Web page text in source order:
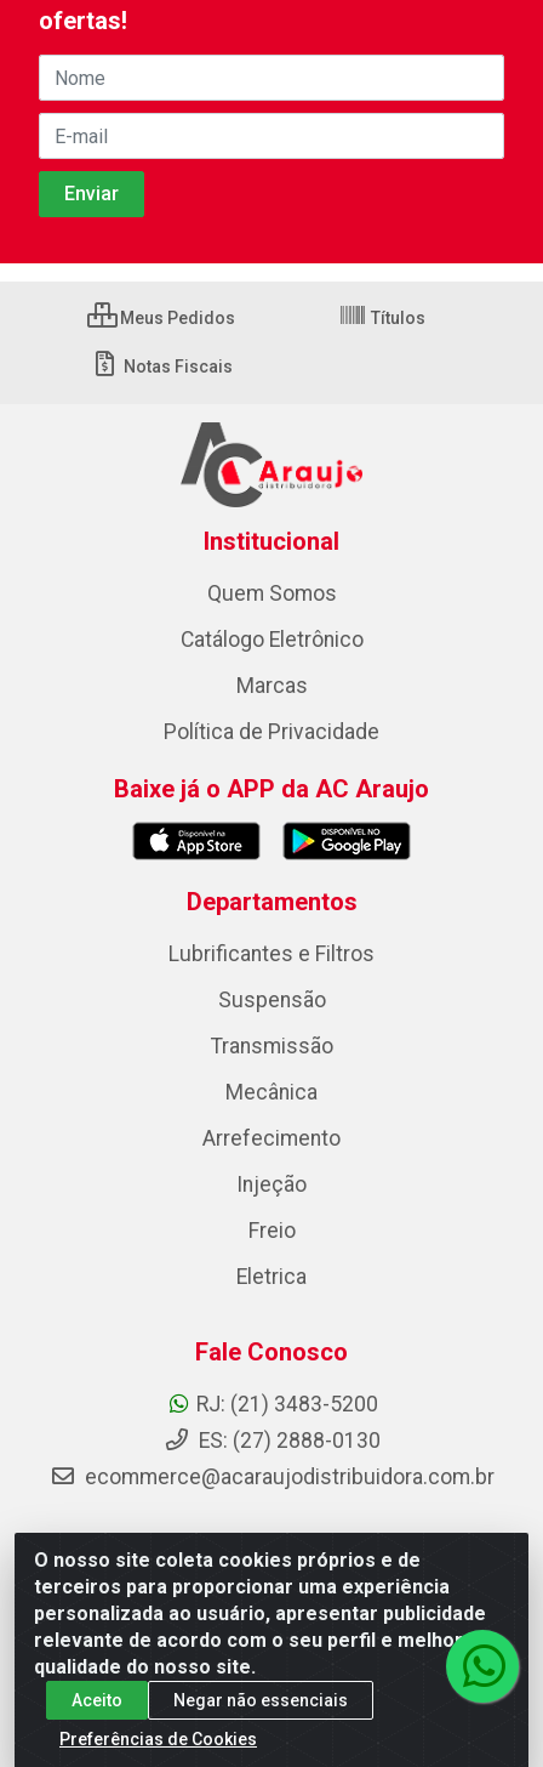
O nosso site coleta cookies próprios e de
terceiros para proporcionar uma experiência
personalizada ao usuário, apresentar publicidade
relevante de acordo com o seu perfil e melhorar a
qualidade do nosso site.
Aceito
Negar não essenciais
Preferências de Cookies
ofertas!
Meus Pedidos Títulos
Notas Fiscais
Institucional
Quem Somos
Catálogo Eletrônico
Marcas
Política de Privacidade
Baixe já o APP da AC Araujo
Departamentos
Lubrificantes e Filtros
Suspensão
Transmissão
Mecânica
Arrefecimento
Injeção
Freio
Eletrica
Fale Conosco
RJ: (21) 3483-5200
ES: (27) 2888-0130
ecommerce@acaraujodistribuidora.com.br
AC Araujo Distribuidora - Rua Carneiro de Campos, 42 -
São Cristóvão, Rio de Janeiro/RJ - CEP 20.920-410 -
CNPJ 08.744.753/0003-85